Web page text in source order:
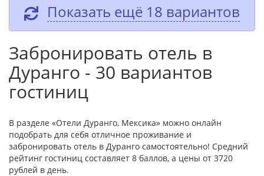
Показать ещё 18 вариантов
Забронировать отель в
Дуранго - 30 вариантов
гостиниц
В разделе «Отели Дуранго, Мексика» можно онлайн
подобрать для себя отличное проживание и
забронировать отель в Дуранго самостоятельно! Средний
рейтинг гостиниц составляет 8 баллов, а цены от 3720
рублей в день.